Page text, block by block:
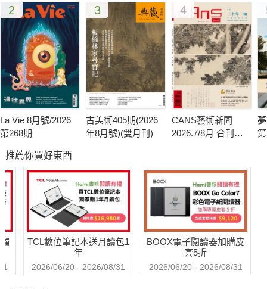
2
La Vie 8月號/2026
第268期
3
古美術405期(2026
年8月號)(雙月刊)
4
CANS藝術新聞
2026.7/8月 合刊號
推薦你買好東西
TCL數位筆記本送月讀包1
年
2026/06/20 - 2026/08/31
BOOX電子閱讀器加購皮
套5折
2026/06/20 - 2026/08/31